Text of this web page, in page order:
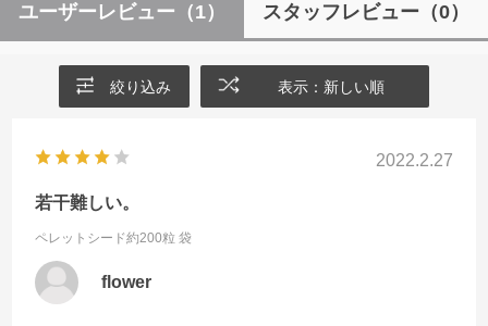
ユーザーレビュー （1） スタッフレビュー （0）
絞り込み 表示：新しい順
2022.2.27
若干難しい。
ペレットシード約200粒 袋
flower